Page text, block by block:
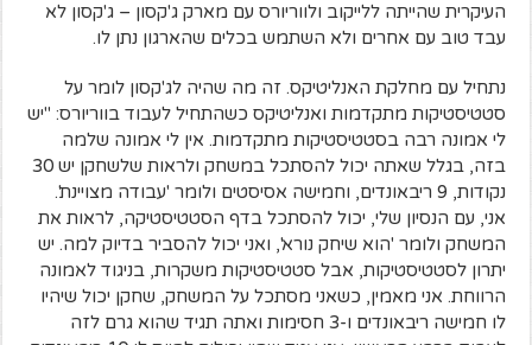
העיקרית שהייתה ללייקוב ולווריורס עם מארק ג'קסון – ג'קסון לא
עבד טוב עם אחרים ולא השתמש בכלים שהארגון נתן לו.
נתחיל עם מחלקת האנליטיקס. זה מה שהיה לג'קסון לומר על
סטטיסטיקות מתקדמות ואנליטיקס כשהתחיל לעבוד בווריורס: "יש
לי אמונה רבה בסטטיסטיקות מתקדמות. אין לי אמונה שלמה
בזה, בגלל שאתה יכול להסתכל במשחק ולראות שלשחקן יש 30
נקודות, 9 ריבאונדים, וחמישה אסיסטים ולומר 'עבודה מצויינת'.
אני, עם הנסיון שלי, יכול להסתכל בדף הסטטיסטיקה, לראות את
המשחק ולומר 'הוא שיחק נורא', ואני יכול להסביר בדיוק למה. יש
יתרון לסטטיסטיקות, אבל סטטיסטיקות משקרות, בניגוד לאמונה
הרווחת. אני מאמין, כשאני מסתכל על המשחק, שחקן יכול שיהיו
לו חמישה ריבאונדים ו-3 חסימות ואתה תגיד שהוא גרם לזה